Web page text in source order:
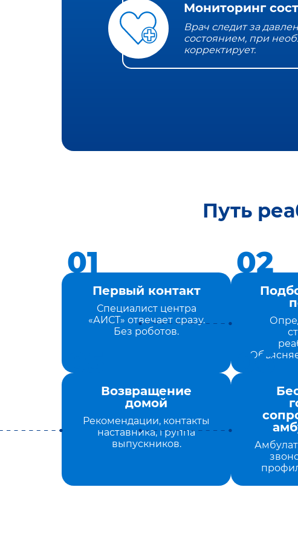
Мониторинг
Врач следит за
состоянием, при
корректирует.
Путь
Первый контакт
Специалист центра
«АИСТ» отвечает сразу.
Без роботов.
Возвращение
домой
Рекомендации, контакты
наставника, группа
выпускников.